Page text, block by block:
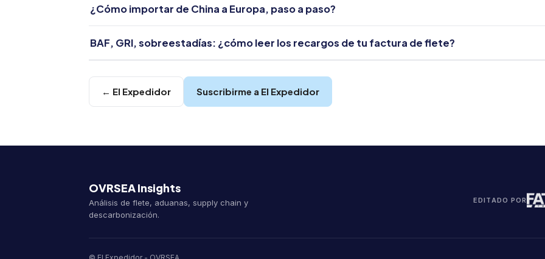
¿Cómo importar de China a Europa, paso a paso?
BAF, GRI, sobreestadías: ¿cómo leer los recargos de tu factura de flete?
← El Expedidor Suscribirme a El Expedidor
OVRSEA Insights
Análisis de flete, aduanas, supply chain y
descarbonización.
EDITADO POR